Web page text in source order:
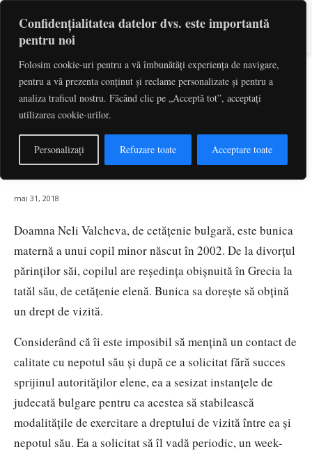
Confidențialitatea datelor dvs. este importantă
pentru noi
Folosim cookie-uri pentru a vă îmbunătăți experiența de navigare,
pentru a vă prezenta conținut și reclame personalizate și pentru a
analiza traficul nostru. Făcând clic pe „Acceptă tot”, acceptați
utilizarea cookie-urilor.
Personalizați Refuzare toate Acceptare toate
Noțiunea de „drept de vizită”
include dreptul de vizită al
bunicilor în privința nepoților lor –
cauza C-335/17
Valcheva/Babanarakis
mai 31, 2018
Doamna Neli Valcheva, de cetățenie bulgară, este bunica
maternă a unui copil minor născut în 2002. De la divorțul
părinților săi, copilul are reședința obișnuită în Grecia la
tatăl său, de cetățenie elenă. Bunica sa dorește să obțină
un drept de vizită.
Considerând că îi este imposibil să mențină un contact de
calitate cu nepotul său și după ce a solicitat fără succes
sprijinul autorităților elene, ea a sesizat instanțele de
judecată bulgare pentru ca acestea să stabilească
modalitățile de exercitare a dreptului de vizită între ea și
nepotul său. Ea a solicitat să îl vadă periodic, un week-